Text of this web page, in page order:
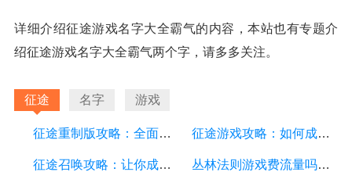
详细介绍征途游戏名字大全霸气的内容，本站也有专题介
绍征途游戏名字大全霸气两个字，请多多关注。
征途 名字 游戏
征途重制版攻略：全面指南，带你玩转游戏世界 征途游戏攻略：如何成为顶尖玩家
征途召唤攻略：让你成为最强召唤师的秘诀 丛林法则游戏费流量吗（丛林法则手游停服了吗）